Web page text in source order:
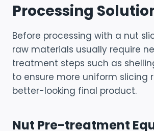
Processing
Before processing with a nut
raw materials usually require
treatment steps such as
to ensure more uniform slicing
better-looking final product.
Nut Pre-treatment